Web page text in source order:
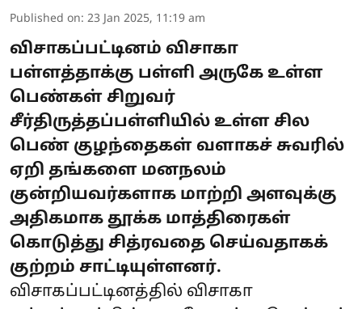
Published on: 23 Jan 2025, 11:19 am
விசாகப்பட்டினம் விசாகா
பள்ளத்தாக்கு பள்ளி அருகே உள்ள
பெண்கள் சிறுவர்
சீர்திருத்தப்பள்ளியில் உள்ள சில
பெண் குழந்தைகள் வளாகச் சுவரில்
ஏறி தங்களை மனநலம்
குன்றியவர்களாக மாற்றி அளவுக்கு
அதிகமாக தூக்க மாத்திரைகள்
கொடுத்து சித்ரவதை செய்வதாகக்
குற்றம் சாட்டியுள்ளனர்.
விசாகப்பட்டினத்தில் விசாகா